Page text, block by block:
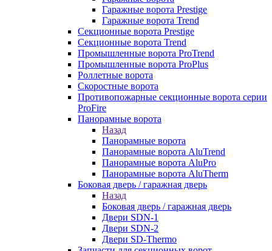
Гаражные ворота Prestige
Гаражные ворота Trend
Секционные ворота Prestige
Секционные ворота Trend
Промышленные ворота ProTrend
Промышленные ворота ProPlus
Роллетные ворота
Скоростные ворота
Противопожарные секционные ворота серии
ProFire
Панорамные ворота
Назад
Панорамные ворота
Панорамные ворота AluTrend
Панорамные ворота AluPro
Панорамные ворота AluTherm
Боковая дверь / гаражная дверь
Назад
Боковая дверь / гаражная дверь
Двери SDN-1
Двери SDN-2
Двери SD-Thermo